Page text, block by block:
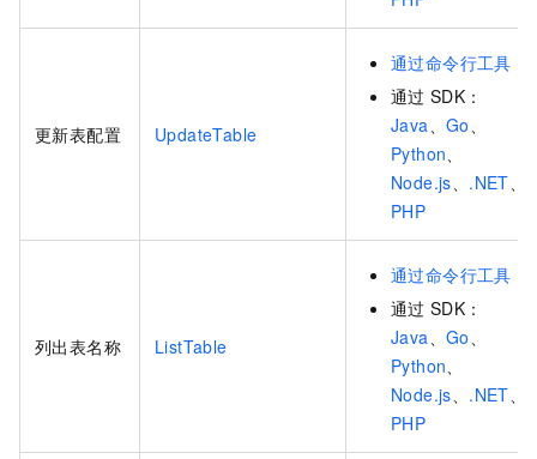
更新表配置 UpdateTable
通过命令行工具
通过 SDK：
Java 、Go
Python
Node.js
.NET
PHP
列出表名称 ListTable
通过命令行工具
通过 SDK：
Java 、Go
Python
Node.js
.NET
PHP